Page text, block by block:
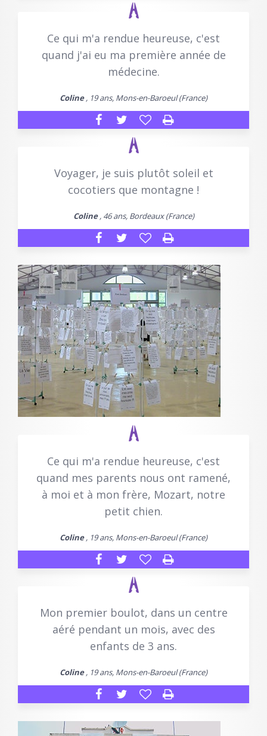
Ce qui m'a rendue heureuse, c'est
quand j'ai eu ma première année de
médecine.
Coline, 19 ans, Mons-en-Baroeul (France)
Voyager, je suis plutôt soleil et
cocotiers que montagne !
Coline, 46 ans, Bordeaux (France)
Ce qui m'a rendue heureuse, c'est
quand mes parents nous ont ramené,
à moi et à mon frère, Mozart, notre
petit chien.
Coline, 19 ans, Mons-en-Baroeul (France)
Mon premier boulot, dans un centre
aéré pendant un mois, avec des
enfants de 3 ans.
Coline, 19 ans, Mons-en-Baroeul (France)